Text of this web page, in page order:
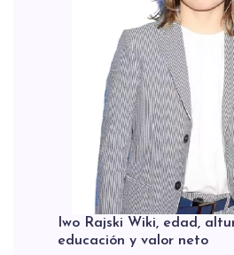
Iwo Rajski Wiki, edad,
educación y valor neto